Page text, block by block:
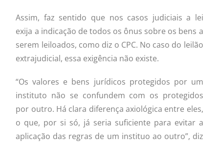
Assim, faz sentido que nos casos judiciais a lei
exija a indicação de todos os ônus sobre os bens a
serem leiloados, como diz o CPC. No caso do leilão
extrajudicial, essa exigência não existe.
“Os valores e bens jurídicos protegidos por um
instituto não se confundem com os protegidos
por outro. Há clara diferença axiológica entre eles,
o que, por si só, já seria suficiente para evitar a
aplicação das regras de um instituo ao outro”, diz